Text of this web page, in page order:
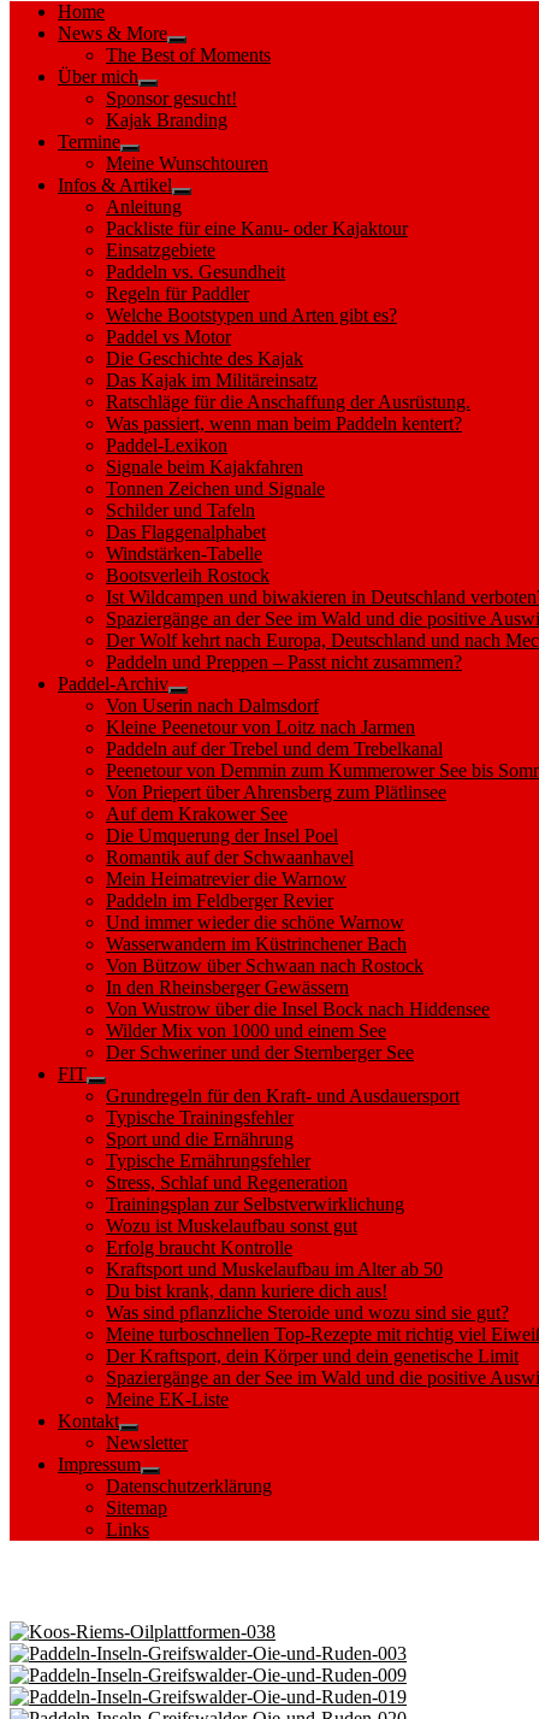
Home
News & More
Show
sub
The Best of Moments
Über mich
Show
sub
menu
Sponsor gesucht!
Kajak Branding
Termine
Show
sub
menu
Meine Wunschtouren
Infos & Artikel
Show
sub
menu
Anleitung
Packliste für eine Kanu- oder Kajaktour
Einsatzgebiete
Paddeln vs. Gesundheit
Regeln für Paddler
Welche Bootstypen und Arten gibt es?
Paddel vs Motor
Die Geschichte des Kajak
Das Kajak im Militäreinsatz
Ratschläge für die Anschaffung der Ausrüstung.
Was passiert, wenn man beim Paddeln kentert?
Paddel-Lexikon
Signale beim Kajakfahren
Tonnen Zeichen und Signale
Schilder und Tafeln
Das Flaggenalphabet
Windstärken-Tabelle
Bootsverleih Rostock
Ist Wildcampen und biwakieren in Deutschland
Spaziergänge an der See im Wald und die positive
Der Wolf kehrt nach Europa, Deutschland und nach
Paddeln und Preppen – Passt nicht zusammen?
Paddel-Archiv
Show
sub
menu
Von Userin nach Dalmsdorf
Kleine Peenetour von Loitz nach Jarmen
Paddeln auf der Trebel und dem Trebelkanal
Peenetour von Demmin zum Kummerower See bis
Von Priepert über Ahrensberg zum Plätlinsee
Auf dem Krakower See
Die Umquerung der Insel Poel
Romantik auf der Schwaanhavel
Mein Heimatrevier die Warnow
Paddeln im Feldberger Revier
Und immer wieder die schöne Warnow
Wasserwandern im Küstrinchener Bach
Von Bützow über Schwaan nach Rostock
In den Rheinsberger Gewässern
Von Wustrow über die Insel Bock nach Hiddensee
Wilder Mix von 1000 und einem See
Der Schweriner und der Sternberger See
FIT
Show
sub
menu
Grundregeln für den Kraft- und Ausdauersport
Typische Trainingsfehler
Sport und die Ernährung
Typische Ernährungsfehler
Stress, Schlaf und Regeneration
Trainingsplan zur Selbstverwirklichung
Wozu ist Muskelaufbau sonst gut
Erfolg braucht Kontrolle
Kraftsport und Muskelaufbau im Alter ab 50
Du bist krank, dann kuriere dich aus!
Was sind pflanzliche Steroide und wozu sind sie gut?
Meine turboschnellen Top-Rezepte mit richtig viel
Der Kraftsport, dein Körper und dein genetische Limit
Spaziergänge an der See im Wald und die positive
Meine EK-Liste
Kontakt
Show
sub
menu
Newsletter
Impressum
Show
sub
menu
Datenschutzerklärung
Sitemap
Links